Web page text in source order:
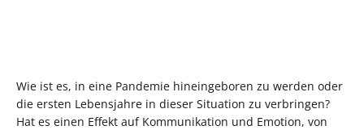
Wie ist es, in eine Pandemie hineingeboren zu werden oder
die ersten Lebensjahre in dieser Situation zu verbringen?
Hat es einen Effekt auf Kommunikation und Emotion, von